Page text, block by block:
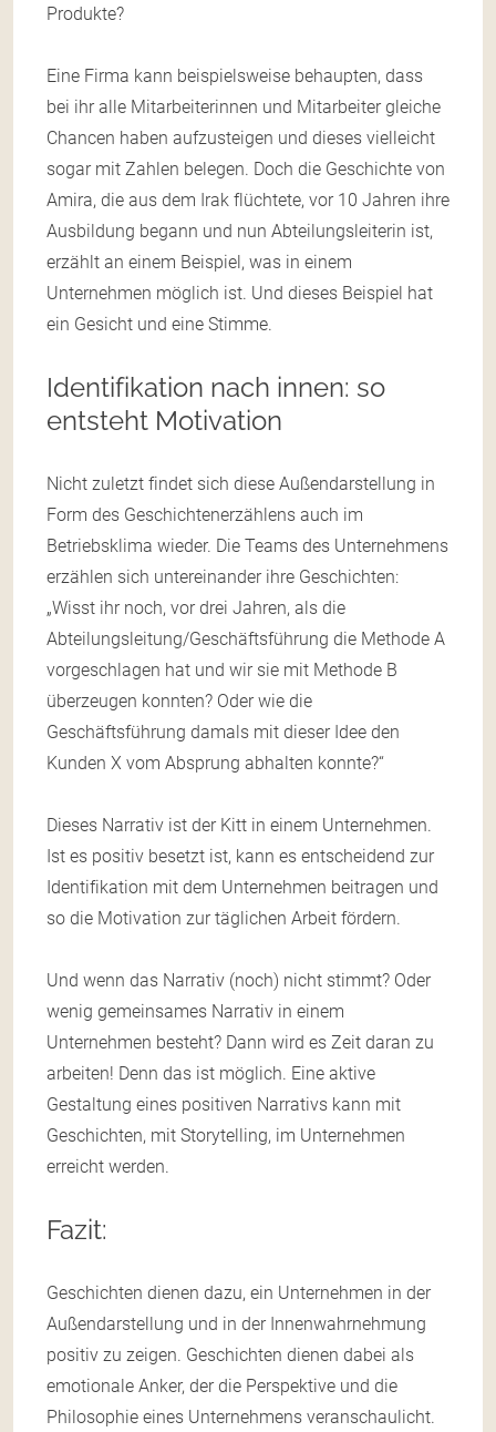
Produkte?
Eine Firma kann beispielsweise behaupten, dass
bei ihr alle Mitarbeiterinnen und Mitarbeiter gleiche
Chancen haben aufzusteigen und dieses vielleicht
sogar mit Zahlen belegen. Doch die Geschichte von
Amira, die aus dem Irak flüchtete, vor 10 Jahren ihre
Ausbildung begann und nun Abteilungsleiterin ist,
erzählt an einem Beispiel, was in einem
Unternehmen möglich ist. Und dieses Beispiel hat
ein Gesicht und eine Stimme.
Identifikation nach innen: so
entsteht Motivation
Nicht zuletzt findet sich diese Außendarstellung in
Form des Geschichtenerzählens auch im
Betriebsklima wieder. Die Teams des Unternehmens
erzählen sich untereinander ihre Geschichten:
„Wisst ihr noch, vor drei Jahren, als die
Abteilungsleitung/Geschäftsführung die Methode A
vorgeschlagen hat und wir sie mit Methode B
überzeugen konnten? Oder wie die
Geschäftsführung damals mit dieser Idee den
Kunden X vom Absprung abhalten konnte?“
Dieses Narrativ ist der Kitt in einem Unternehmen.
Ist es positiv besetzt ist, kann es entscheidend zur
Identifikation mit dem Unternehmen beitragen und
so die Motivation zur täglichen Arbeit fördern.
Und wenn das Narrativ (noch) nicht stimmt? Oder
wenig gemeinsames Narrativ in einem
Unternehmen besteht? Dann wird es Zeit daran zu
arbeiten! Denn das ist möglich. Eine aktive
Gestaltung eines positiven Narrativs kann mit
Geschichten, mit Storytelling, im Unternehmen
erreicht werden.
Fazit:
Geschichten dienen dazu, ein Unternehmen in der
Außendarstellung und in der Innenwahrnehmung
positiv zu zeigen. Geschichten dienen dabei als
emotionale Anker, der die Perspektive und die
Philosophie eines Unternehmens veranschaulicht.